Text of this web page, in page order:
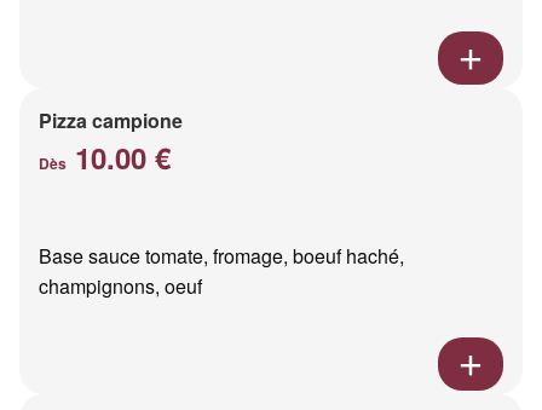
Pizza campione
Dès 10.00 €
Base sauce tomate, fromage, boeuf haché,
champignons, oeuf